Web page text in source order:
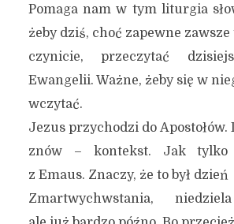
Pomaga nam w tym liturgia
żeby dziś, choć zapewne zawsze
czynicie, przeczytać
Ewangelii. Ważne, żeby się w
wczytać.
Jezus przychodzi do Apostołów.
znów – kontekst. Jak
z Emaus. Znaczy, że to był dzień
Zmartwychwstania,